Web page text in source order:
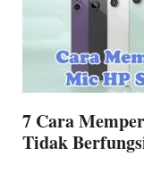
7 Cara
Tidak